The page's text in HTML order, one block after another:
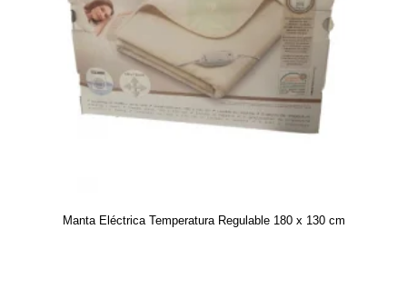
Manta Eléctrica Temperatura Regulable 180 x 130 cm